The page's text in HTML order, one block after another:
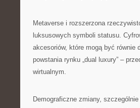
Metaverse i rozszerzona
luksusowych symboli statusu.
akcesoriów, które mogą być równie
powstania rynku „dual luxury” –
wirtualnym.
Demograficzne zmiany,